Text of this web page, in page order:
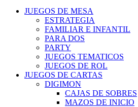
JUEGOS DE MESA
ESTRATEGIA
FAMILIAR E INFANTIL
PARA DOS
PARTY
JUEGOS TEMATICOS
JUEGOS DE ROL
JUEGOS DE CARTAS
DIGIMON
CAJAS DE SOBRES
MAZOS DE INICIO